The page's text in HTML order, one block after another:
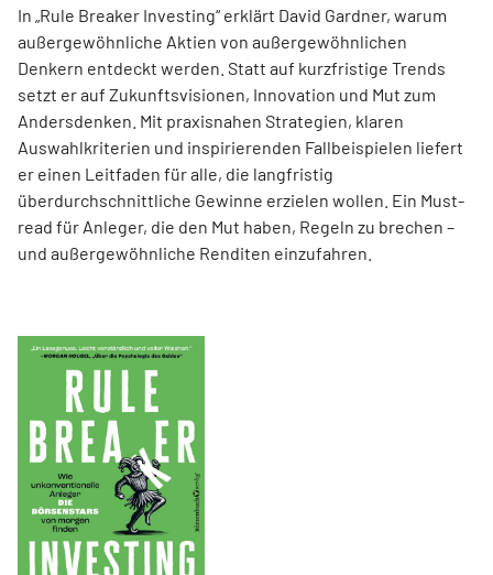
In „Rule Breaker Investing“ erklärt David Gardner, warum
außergewöhnliche Aktien von außer­gewöhnlichen
Denkern entdeckt werden. Statt auf kurzfristige Trends
setzt er auf Zukunftsvisionen, Innovation und Mut zum
Andersdenken. Mit praxisnahen Strategien, klaren
Auswahlkriterien und inspirierenden Fallbeispielen liefert
er einen Leit­faden für alle, die langfristig
überdurchschnittliche Gewinne erzielen wollen. Ein Must-
read für Anleger, die den Mut haben, Regeln zu brechen –
und außergewöhnliche Renditen einzufahren.